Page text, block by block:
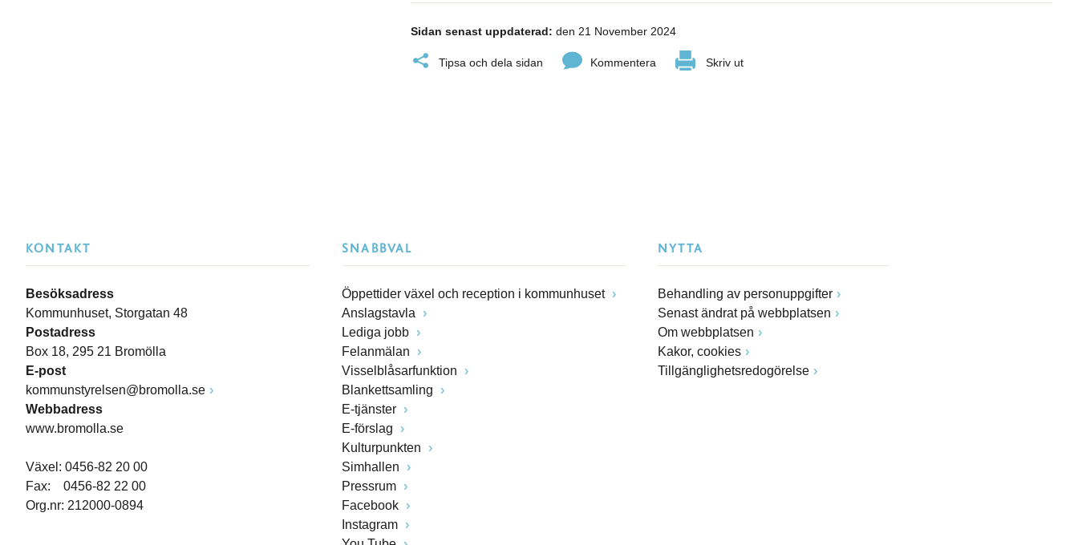
Sidan senast uppdaterad: den 21 November 2024
Tipsa och dela sidan Kommentera Skriv ut
KONTAKT
Besöksadress
Kommunhuset, Storgatan 48
Postadress
Box 18, 295 21 Bromölla
E-post
kommunstyrelsen@bromolla.se
Webbadress
www.bromolla.se
Växel: 0456-82 20 00
Fax: 0456-82 22 00
Org.nr: 212000-0894
SNABBVAL
Öppettider växel och reception i kommunhuset
Anslagstavla
Lediga jobb
Felanmälan
Visselblåsarfunktion
Blankettsamling
E-tjänster
E-förslag
Kulturpunkten
Simhallen
Pressrum
Facebook
Instagram
NYTTA
Behandling av personuppgifter
Senast ändrat på webbplatsen
Om webbplatsen
Kakor, cookies
Tillgänglighetsredogörelse